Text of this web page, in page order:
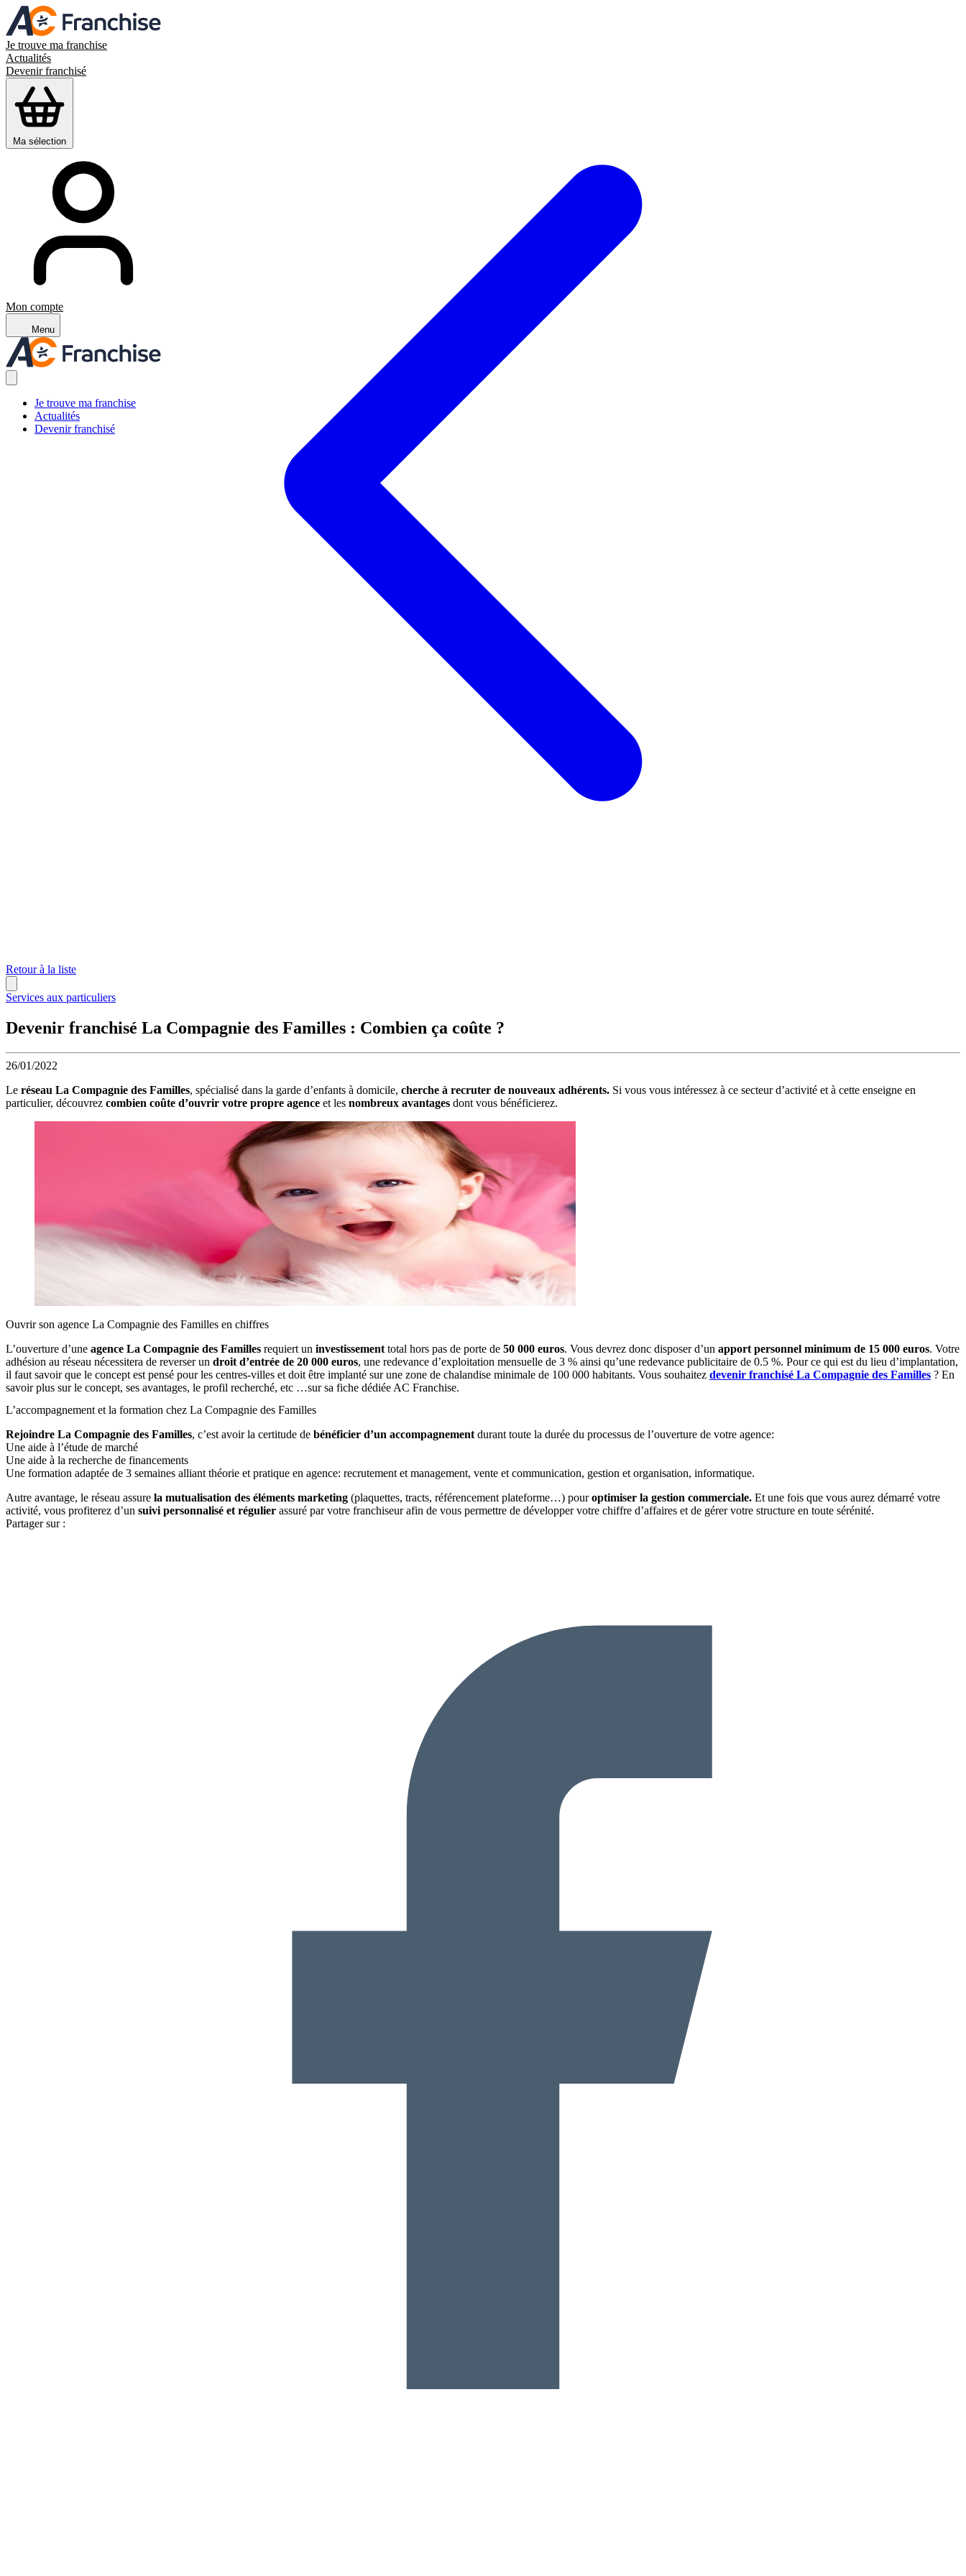
Je trouve ma franchise
Actualités
Devenir franchisé
Ma sélection
Mon compte
Menu
Je trouve ma franchise
Actualités
Devenir franchisé
Retour à la liste
Services aux particuliers
Devenir franchisé La Compagnie des Familles : Combien ça coûte ?
26/01/2022
Le réseau La Compagnie des Familles, spécialisé dans la garde d’enfants à domicile, cherche à recruter de nouveaux adhérents. Si vous vous intéressez à ce secteur d’activité et à cette enseigne en
particulier, découvrez combien coûte d’ouvrir votre propre agence et les nombreux avantages dont vous bénéficierez.
Ouvrir son agence La Compagnie des Familles en chiffres
L’ouverture d’une agence La Compagnie des Familles requiert un investissement total hors pas de porte de 50 000 euros. Vous devrez donc disposer d’un apport personnel minimum de 15 000 euros. Votre
adhésion au réseau nécessitera de reverser un droit d’entrée de 20 000 euros, une redevance d’exploitation mensuelle de 3 % ainsi qu’une redevance publicitaire de 0.5 %. Pour ce qui est du lieu d’implantation,
il faut savoir que le concept est pensé pour les centres-villes et doit être implanté sur une zone de chalandise minimale de 100 000 habitants. Vous souhaitez devenir franchisé La Compagnie des Familles ? En
savoir plus sur le concept, ses avantages, le profil recherché, etc …sur sa fiche dédiée AC Franchise.
L’accompagnement et la formation chez La Compagnie des Familles
Rejoindre La Compagnie des Familles, c’est avoir la certitude de bénéficier d’un accompagnement durant toute la durée du processus de l’ouverture de votre agence:
Une aide à l’étude de marché
Une aide à la recherche de financements
Une formation adaptée de 3 semaines alliant théorie et pratique en agence: recrutement et management, vente et communication, gestion et organisation, informatique.
Autre avantage, le réseau assure la mutualisation des éléments marketing (plaquettes, tracts, référencement plateforme…) pouroptimiser la gestion commerciale. Et une fois que vous aurez démarré votre
activité, vous profiterez d’un suivi personnalisé et régulier assuré par votre franchiseur afin de vous permettre de développer votre chiffre d’affaires et de gérer votre structure en toute sérénité.
Partager sur :